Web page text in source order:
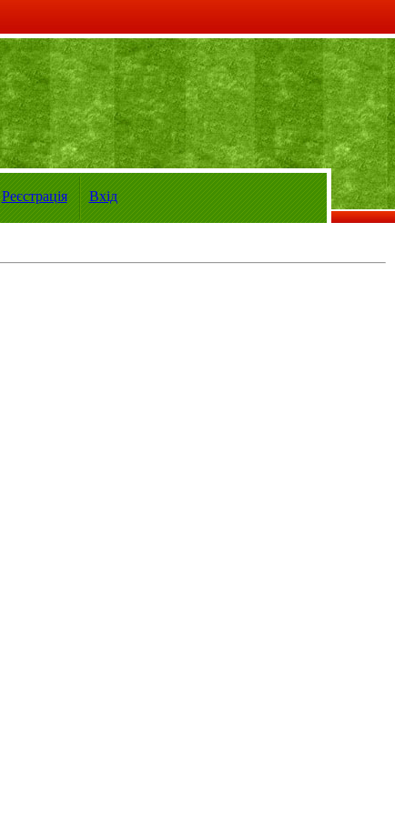
Реєстрація Вхід